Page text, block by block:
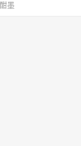
墨